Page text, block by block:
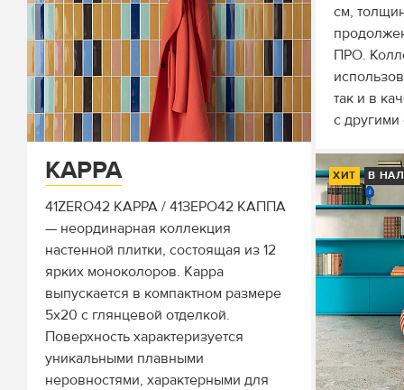
см,
ПРО.
так и в
с другими
KAPPA
41ZERO42 KAPPA / 41ЗЕРО42 КАППА
— неординарная коллекция
настенной плитки, состоящая из 12
ярких моноколоров. Kappa
выпускается в компактном размере
5x20 с глянцевой отделкой.
Поверхность характеризуется
уникальными плавными
неровностями, характерными для
ХИТ В